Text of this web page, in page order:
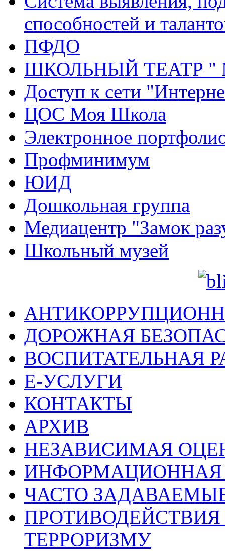
способностей и
ПФДО
ШКОЛЬНЫЙ ТЕАТР
Доступ к сети
ЦОС Моя Школа
Электронное
Профминимум
ЮИД
Дошкольная группа
Медиацентр "Замок
Школьный музей
ДОРОЖНАЯ
ВОСПИТАТЕЛЬНАЯ
Е-УСЛУГИ
КОНТАКТЫ
АРХИВ
НЕЗАВИСИМАЯ
ИНФОРМАЦИОННАЯ
ЧАСТО
ТЕРРОРИЗМУ